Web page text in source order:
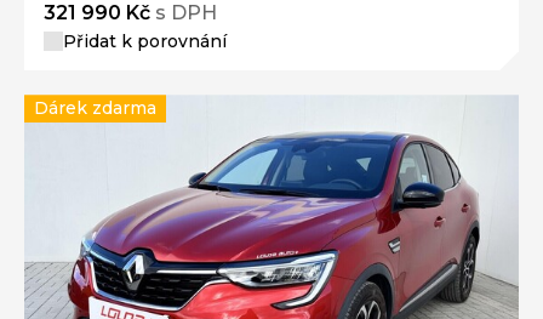
321 990 Kč s DPH
Přidat k porovnání
Dárek zdarma